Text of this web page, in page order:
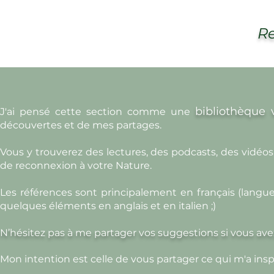
J'ai pensé cette section comme une bibliothèque
découvertes et de mes partages.
Vous y trouverez des lectures, des podcasts, des
de reconnexion à votre Nature.
​Les références sont principalement en français
quelques éléments en anglais et en italien ;)
N’hésitez pas à me partager vos suggestions si vous
Mon intention est celle de vous partager ce qui m'a